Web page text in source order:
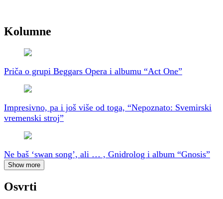
Kolumne
Priča o grupi Beggars Opera i albumu “Act One”
Impresivno, pa i još više od toga, “Nepoznato: Svemirski
vremenski stroj”
Ne baš ‘swan song’, ali … , Gnidrolog i album “Gnosis”
Show more
Osvrti